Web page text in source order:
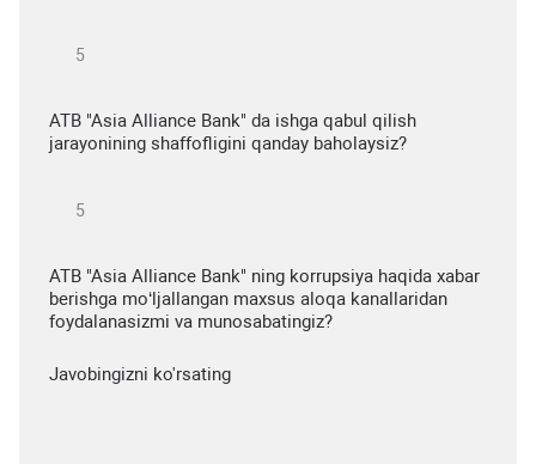
ATB "Asia Alliance Bank" da ishga qabul qilish
jarayonining shaffofligini qanday baholaysiz?
ATB "Asia Alliance Bank" ning korrupsiya haqida xabar
berishga mo‘ljallangan maxsus aloqa kanallaridan
foydalanasizmi va munosabatingiz?
Javobingizni ko'rsating